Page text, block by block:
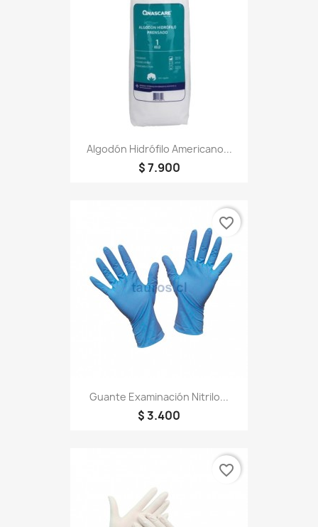
Algodón Hidrófilo Americano...
$ 7.900
Guante Examinación Nitrilo...
$ 3.400
favorite_border
favorite_border